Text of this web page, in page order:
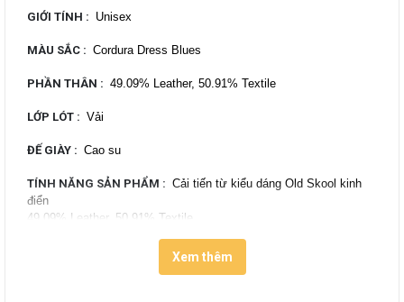
GIỚI TÍNH : Unisex
MÀU SẮC : Cordura Dress Blues
PHẦN THÂN : 49.09% Leather, 50.91% Textile
LỚP LÓT : Vải
ĐẾ GIÀY : Cao su
TÍNH NĂNG SẢN PHẨM : Cải tiến từ kiểu dáng Old Skool kinh
điển
49.09% Leather, 50.91% Textile
Ứng dụng công nghệ Cordura® với khả năng chống mài mòn, giữ
Xem thêm